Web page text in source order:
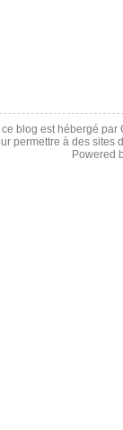
blog est hébergé
permettre à des
Powered